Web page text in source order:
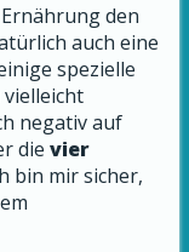
den
auch eine
spezielle
negativ auf
die vier
bin mir sicher,